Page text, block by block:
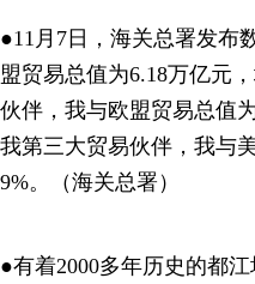
●11月7日，海关总署发布
盟贸易总值为6.18万亿元
伙伴，我与欧盟贸易总值
我第三大贸易伙伴，我与
9%。（海关总署）
●有着2000多年历史的都